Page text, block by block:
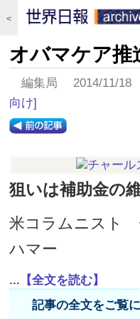
＜
オバマケア推
編集局 2014/11/18
向け]
狙いは補助金の
米コラムニスト
ハマー
...【全文を読む】
記事の全文をご覧